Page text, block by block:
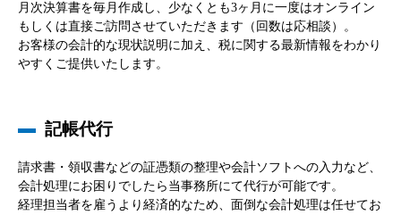
月次決算書を毎月作成し、少なくとも3ヶ月に一度はオンライン
もしくは直接ご訪問させていただきます（回数は応相談）。
お客様の会計的な現状説明に加え、税に関する最新情報をわかり
やすくご提供いたします。
記帳代行
請求書・領収書などの証憑類の整理や会計ソフトへの入力など、
会計処理にお困りでしたら当事務所にて代行が可能です。
経理担当者を雇うより経済的なため、面倒な会計処理は任せてお